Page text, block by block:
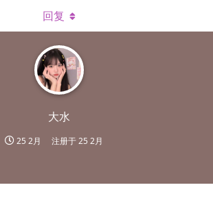
大水
25 2月 注册于25 2月
回复